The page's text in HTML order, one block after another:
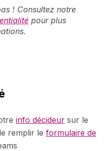
! Consultez notre
pour plus
info décideur sur le
remplir le formulaire de